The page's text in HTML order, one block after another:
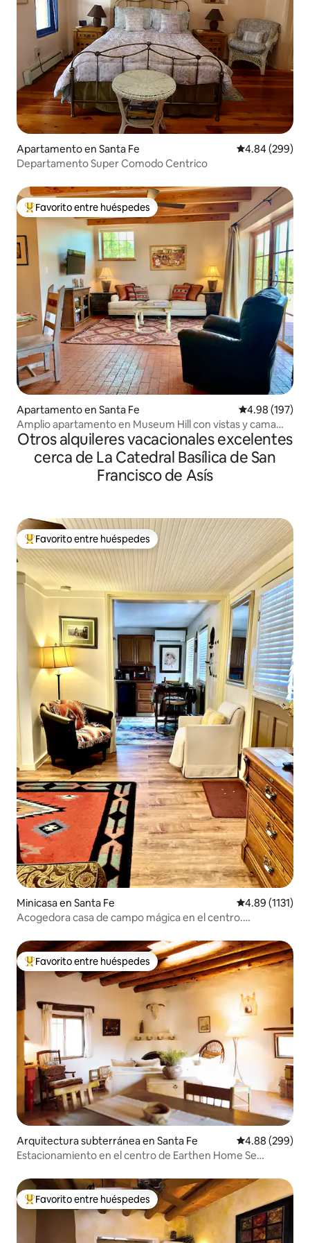
Apartamento en Santa Fe Calificación
4.84 (299)
Departamento Super Comodo Centrico
Favorito entre huéspedes preferido
Favorito entre huéspedes
Apartamento en Santa Fe Calificación
4.98 (197)
Amplio apartamento en Museum Hill con vistas y cama
tamaño king
Otros alquileres vacacionales excelentes
cerca de La Catedral Basílica de San
Francisco de Asís
Favorito entre huéspedes preferido
Favorito entre huéspedes
Minicasa en Santa Fe Calificación
4.89 (1131)
Acogedora casa de campo mágica en el centro.
Favorito entre huéspedes preferido
Favorito entre huéspedes
Arquitectura subterránea en Santa Fe Calificación
4.88 (299)
Estacionamiento en el centro de Earthen Home Se
Favorito entre huéspedes preferido
Favorito entre huéspedes